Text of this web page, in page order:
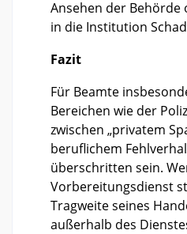
Ansehen der Behörde
in die Institution
Fazit
Für Beamte
Bereichen wie der
zwischen „privatem
beruflichem
überschritten sein.
Vorbereitungsdienst
Tragweite seines
außerhalb des